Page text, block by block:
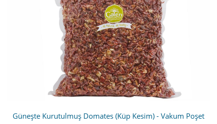
Güneşte Kurutulmuş Domates (Küp Kesim) - Vakum Poşet